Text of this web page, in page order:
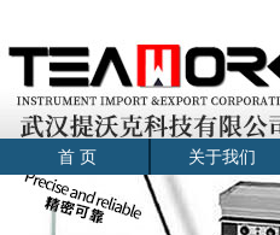
首 页 关于我们